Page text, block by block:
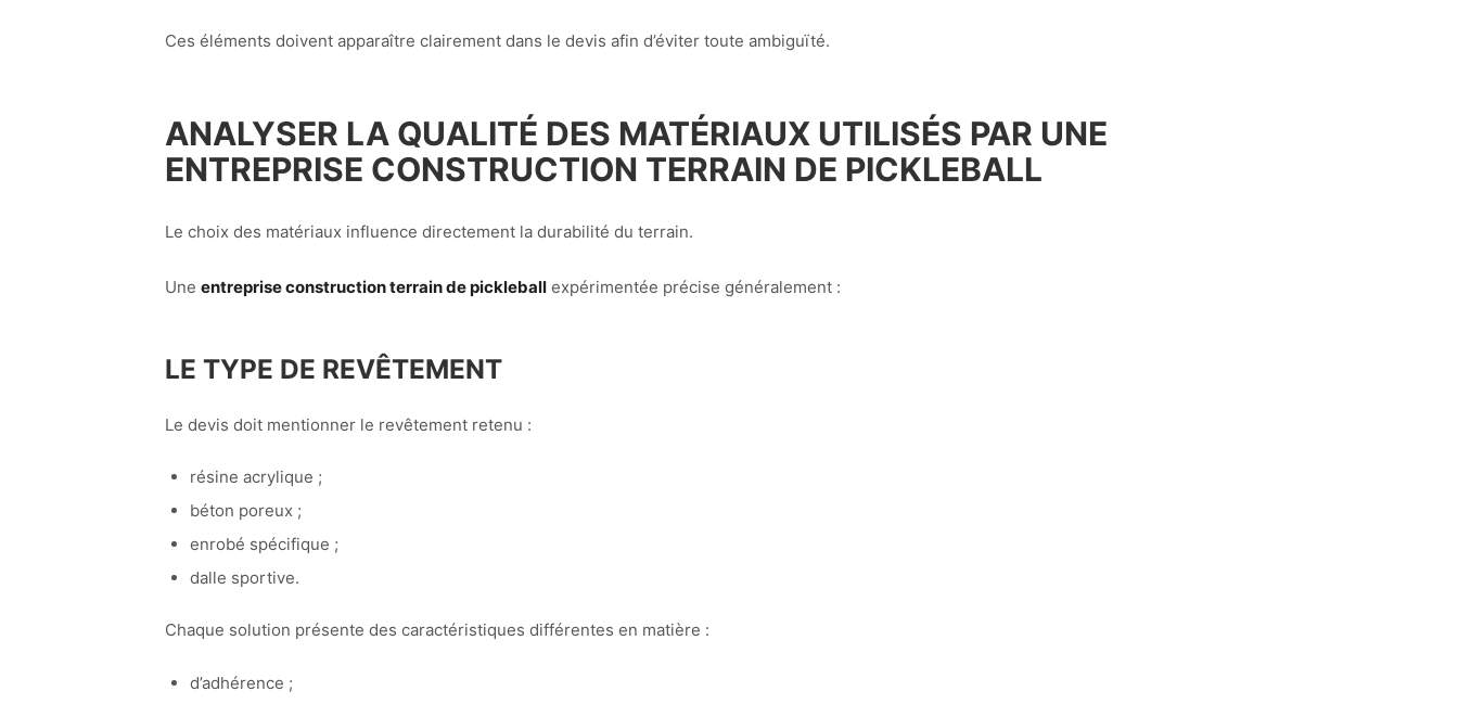
Ces éléments doivent apparaître clairement dans le devis afin d’éviter toute ambiguïté.
ANALYSER LA QUALITÉ DES MATÉRIAUX UTILISÉS PAR UNE
ENTREPRISE CONSTRUCTION TERRAIN DE PICKLEBALL
Le choix des matériaux influence directement la durabilité du terrain.
Une entreprise construction terrain de pickleball expérimentée précise généralement :
LE TYPE DE REVÊTEMENT
Le devis doit mentionner le revêtement retenu :
résine acrylique ;
béton poreux ;
enrobé spécifique ;
dalle sportive.
Chaque solution présente des caractéristiques différentes en matière :
d’adhérence ;